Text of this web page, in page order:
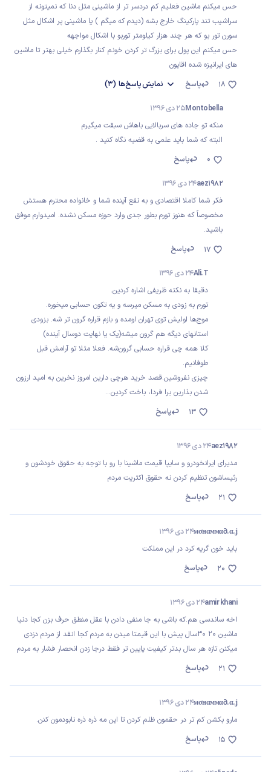
حس میکنم ماشین فعلیم کم دردسر تر از ماشینی مثل دنا که نمیتونه از
سراشیب تند پارکینگ خارج بشه (دیدم که میگم ) یا ماشینی پر اشکال مثل
سورن تور بو که هر چند هزار کیلومتر توربو با اشکال مواجهه
حس میکنم این پول برای بزرگ تر کردن خونم کنار بگذارم خیلی بهتر تا ماشین
های ایرانیزه شده اقایون
پاسخ
نمایشپاسخ‌ها (3) 18
Montobella25 دی 1396
منکه تو جاده های سربالایی باهاش سبقت میگیرم
البته که شما باید علمی به قضیه نگاه کنید .
پاسخ
0
aez198224 دی 1396
فکر شما کاملا اقتصادی و به نفع آینده شما و خانواده محترم هستش
مخصوصاً که هنوز تورم بطور جدی وارد حوزه مسکن نشده. امیدوارم موفق
باشید.
پاسخ
17
Ali.T24 دی 1396
دقیقا به نکته ظریفی اشاره کردین.
تورم به زودی به مسکن میرسه و یه تکون حسابی میخوره.
موج‌ها اولیش توی تهران اومده و بازم قراره گرون تر شه. بزودی
استانهای دیگه هم گرون میشه(یک یا نهایت دوسال آینده)
کلا همه چی قراره حسابی گرون‌شه. فعلا مثلا تو آرامش قبل
طوفانیم.
چیزی نفروشین.قصد خرید هرچی دارین امروز نخرین به امید ارزون
شدن بذارین برا فردا، باخت کردین...
پاسخ
13
aez198224 دی 1396
مدیرای ایرانخودرو و سایپا قیمت ماشینا با رو با توجه به حقوق خودشون و
رئیساشون تنظیم کردن نه حقوق اکثریت مردم
پاسخ
21
мσнαммα∂.α.ʝ24 دی 1396
باید خون گریه کرد در این مملکت
پاسخ
20
amir khani24 دی 1396
اخه ساندسی هم.که باشی به جا منفی دادن با عقل منطق حرف بزن کجا دنیا
ماشین 20 30سال پیش با این قیمتا میدن به مردم کجا انقد از مردم دزدی
میکنن تازه هر سال بدتر کیفیت پایین تر فقط درجا زدن انحصار فشار به مردم
پاسخ
21
мσнαммα∂.α.ʝ24 دی 1396
مارو بکشن کم تر در حقمون ظلم کردن تا این مه ذره ذره نابودمون کنن.
پاسخ
15